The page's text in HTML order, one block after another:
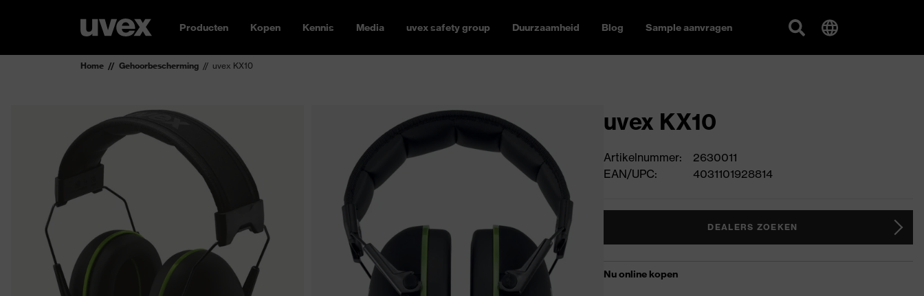
Producten Kopen Kennis Media uvex safety group Duurzaamheid Blog Sample aanvragen
Home Gehoorbescherming uvex KX10
uvex KX10
Artikelnummer:
2630011
EAN/UPC:
4031101928814
DEALERS ZOEKEN